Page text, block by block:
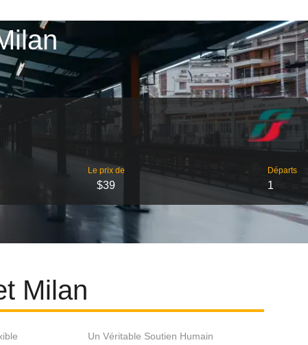
Le prix de
$39
Départs
1
Milan
Un Véritable Soutien Humain